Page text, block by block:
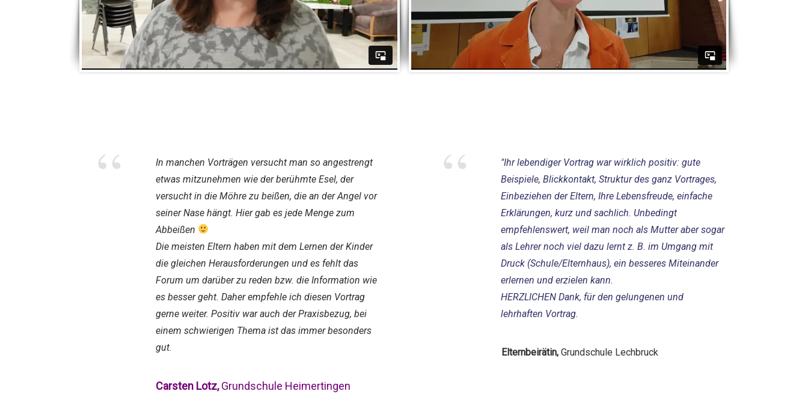
“
In manchen Vorträgen versucht man so angestrengt
etwas mitzunehmen wie der berühmte Esel, der
versucht in die Möhre zu beißen, die an der Angel vor
seiner Nase hängt. Hier gab es jede Menge zum
Abbeißen
Die meisten Eltern haben mit dem Lernen der Kinder
die gleichen Herausforderungen und es fehlt das
Forum um darüber zu reden bzw. die Information wie
es besser geht. Daher empfehle ich diesen Vortrag
gerne weiter. Positiv war auch der Praxisbezug, bei
einem schwierigen Thema ist das immer besonders
gut.
Carsten Lotz,Grundschule Heimertingen
“ "Ihr lebendiger Vortrag war wirklich positiv: gute
Beispiele, Blickkontakt, Struktur des ganz Vortrages,
Einbeziehen der Eltern, Ihre Lebensfreude, einfache
Erklärungen, kurz und sachlich. Unbedingt
empfehlenswert, weil man noch als Mutter aber sogar
als Lehrer noch viel dazu lernt z. B. im Umgang mit
Druck (Schule/Elternhaus), ein besseres Miteinander
erlernen und erzielen kann.
HERZLICHEN Dank, für den gelungenen und
lehrhaften Vortrag.
Elternbeirätin,Grundschule Lechbruck